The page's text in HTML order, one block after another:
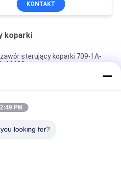
KONTAKT
koparki
sterujący koparki 709-1A-
11100
z zawórami sterującymi
części wykopalni
sterujący koparki dla Volvo
2:49 PM
looking for?